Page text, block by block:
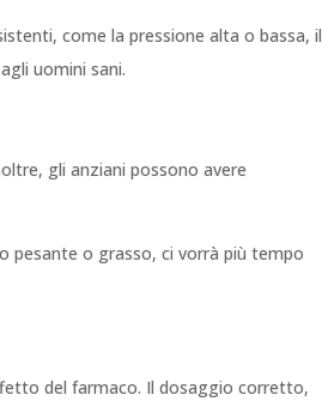
come la pressione alta o bassa, il
uomini sani.
gli anziani possono avere
pesante o grasso, ci vorrà più tempo
del farmaco. Il dosaggio corretto,